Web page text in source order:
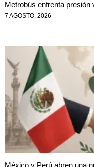
Metrobús enfrenta
7 AGOSTO, 2026